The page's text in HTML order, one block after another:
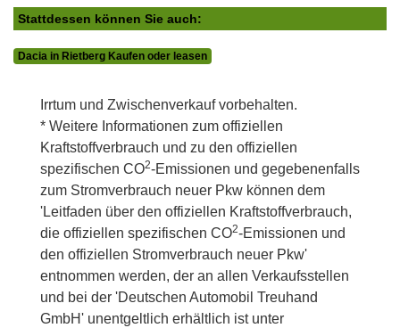
Stattdessen können Sie auch:
Dacia in Rietberg Kaufen oder leasen
Irrtum und Zwischenverkauf vorbehalten.
* Weitere Informationen zum offiziellen
Kraftstoffverbrauch und zu den offiziellen
spezifischen CO2-Emissionen und gegebenenfalls
zum Stromverbrauch neuer Pkw können dem
'Leitfaden über den offiziellen Kraftstoffverbrauch,
die offiziellen spezifischen CO2-Emissionen und
den offiziellen Stromverbrauch neuer Pkw'
entnommen werden, der an allen Verkaufsstellen
und bei der 'Deutschen Automobil Treuhand
GmbH' unentgeltlich erhältlich ist unter